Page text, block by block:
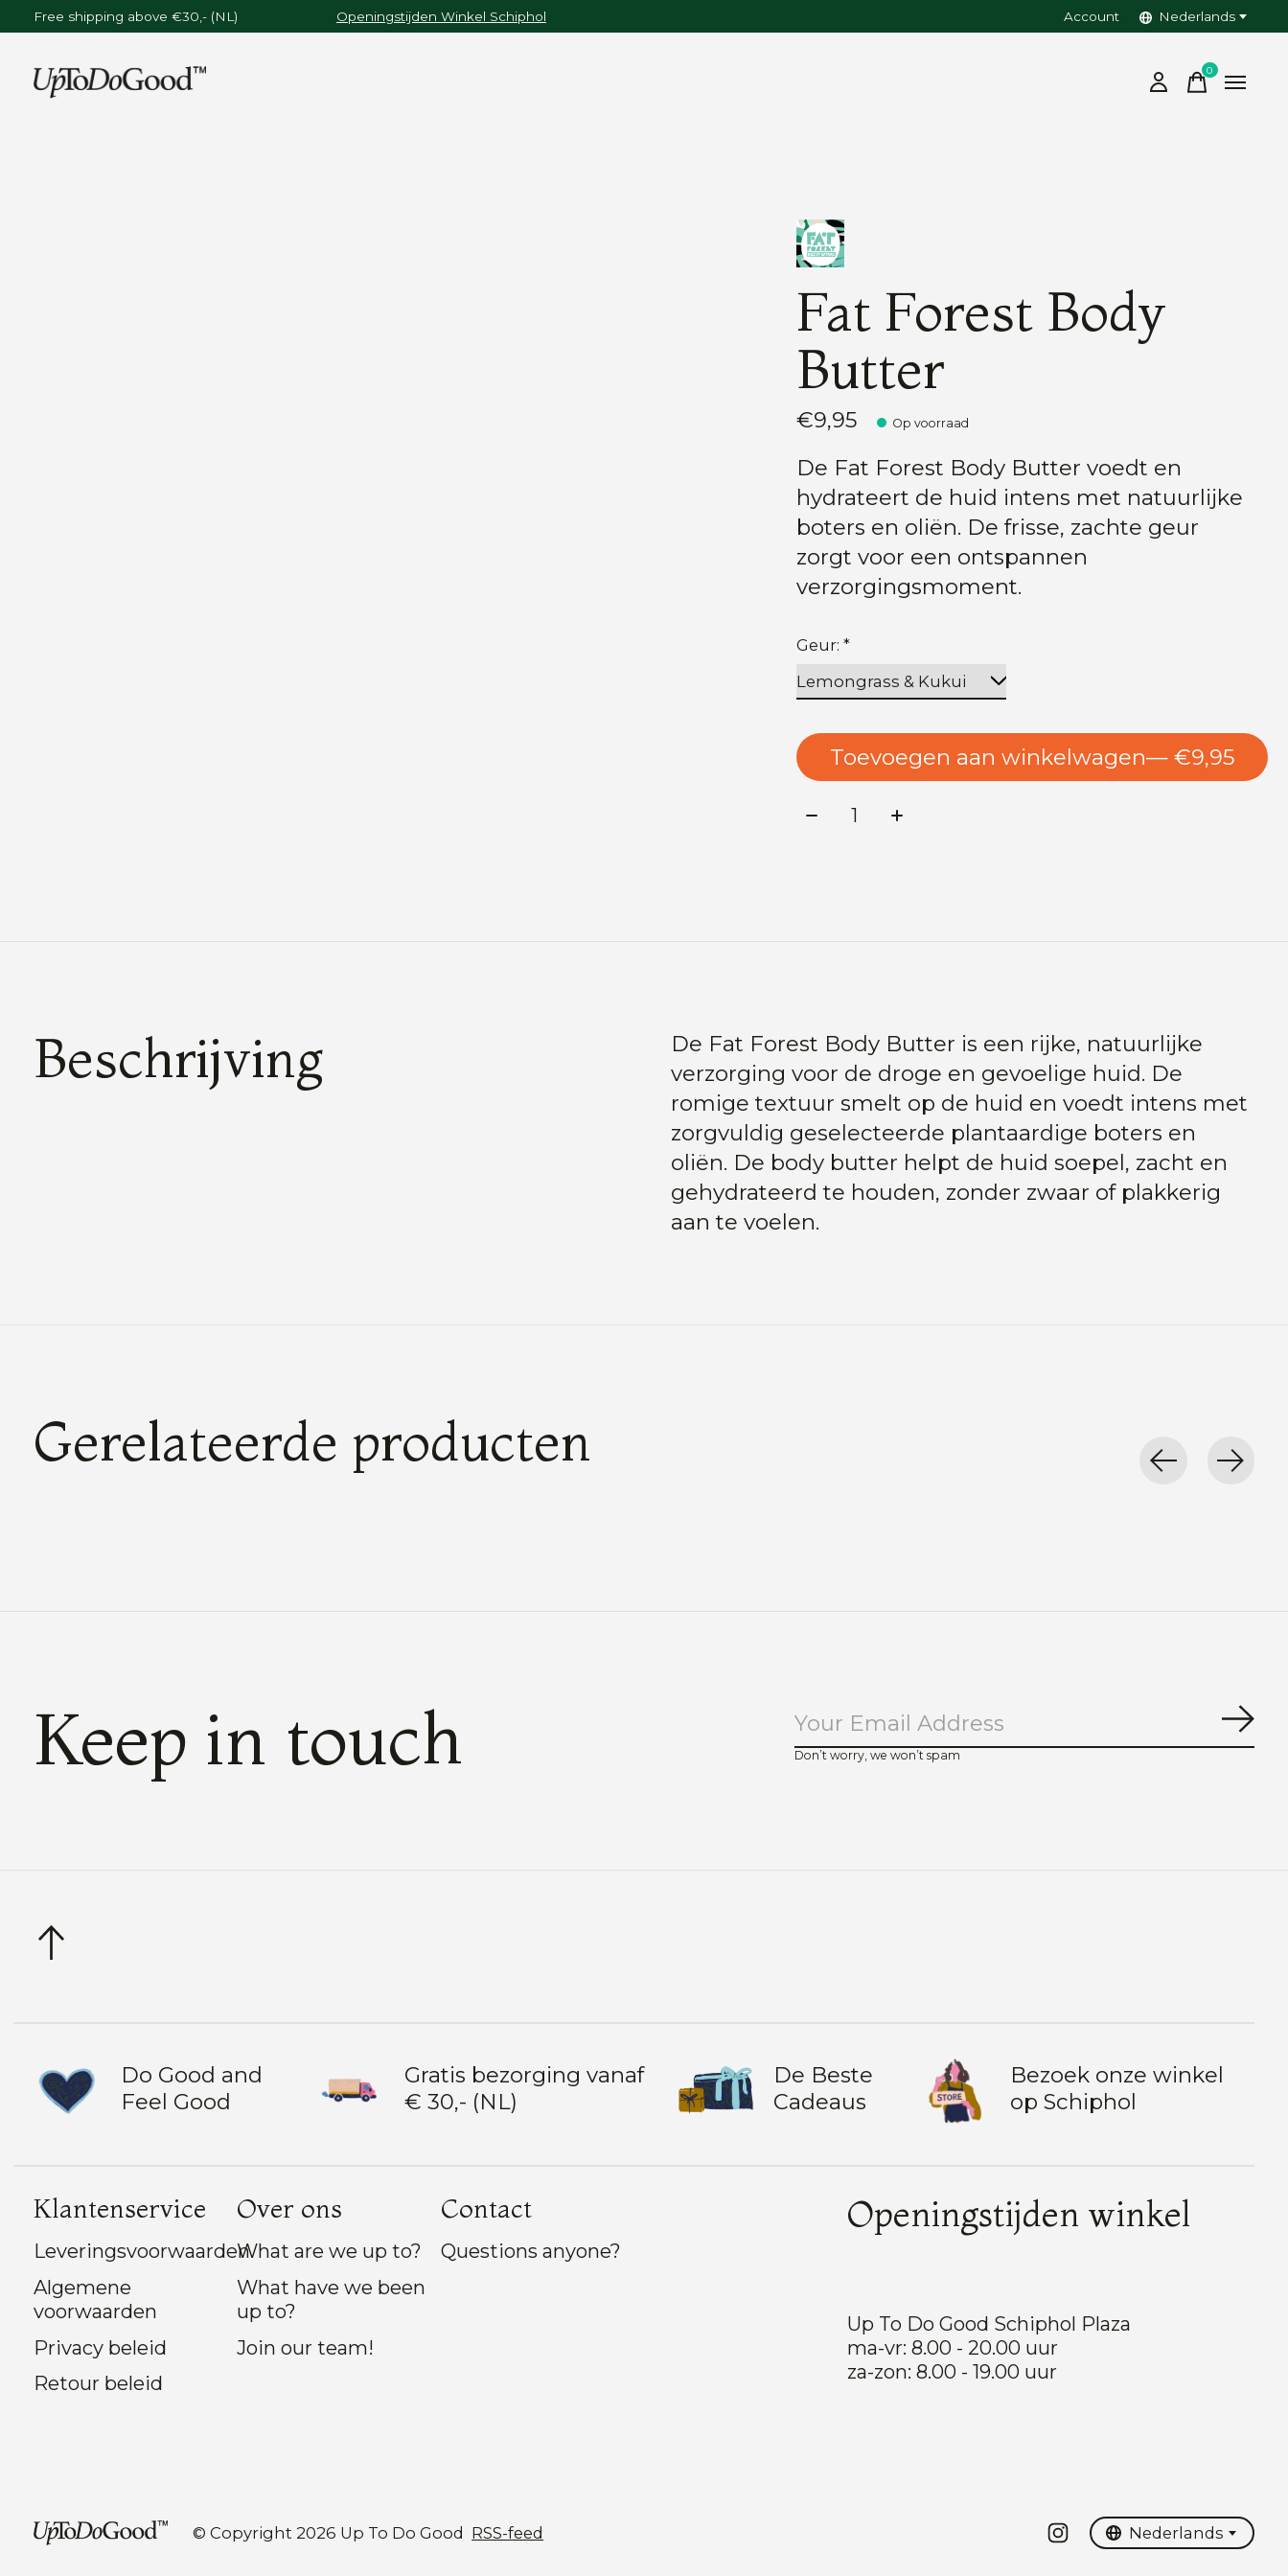
Free shipping above €30,- (NL) Openingstijden Winkel Schiphol Account Nederlands
0items
Fat Forest Body
Butter
€9,95 Op voorraad
De Fat Forest Body Butter voedt en
hydrateert de huid intens met natuurlijke
boters en oliën. De frisse, zachte geur
zorgt voor een ontspannen
verzorgingsmoment.
Geur:*
Toevoegen aan winkelwagen
— €9,95
Aantal:
Beschrijving
De Fat Forest Body Butter is een rijke, natuurlijke
verzorging voor de droge en gevoelige huid. De
romige textuur smelt op de huid en voedt intens met
zorgvuldig geselecteerde plantaardige boters en
oliën. De body butter helpt de huid soepel, zacht en
gehydrateerd te houden, zonder zwaar of plakkerig
aan te voelen.
Gerelateerde producten
Keep in touch Don’t worry, we won’t spam
Do Good and
Feel Good
Gratis bezorging vanaf
€ 30,- (NL)
De Beste
Cadeaus
Bezoek onze winkel
op Schiphol
Klantenservice
Leveringsvoorwaarden
Algemene
voorwaarden
Privacy beleid
Retour beleid
Over ons
What are we up to?
What have we been
up to?
Join our team!
Contact
Questions anyone?
Openingstijden winkel
Up To Do Good Schiphol Plaza
ma-vr: 8.00 - 20.00 uur
za-zon: 8.00 - 19.00 uur
© Copyright 2026 Up To Do Good RSS-feed Nederlands